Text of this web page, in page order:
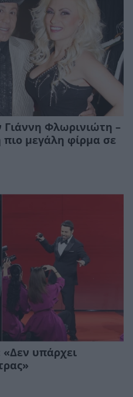
Γιάννη Φλωρινιώτη –
πιο μεγάλη φίρμα σε
υπάρχει